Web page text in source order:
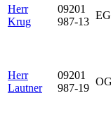
Herr
Krug
09201
987-13
Herr
Lautner
09201
987-19